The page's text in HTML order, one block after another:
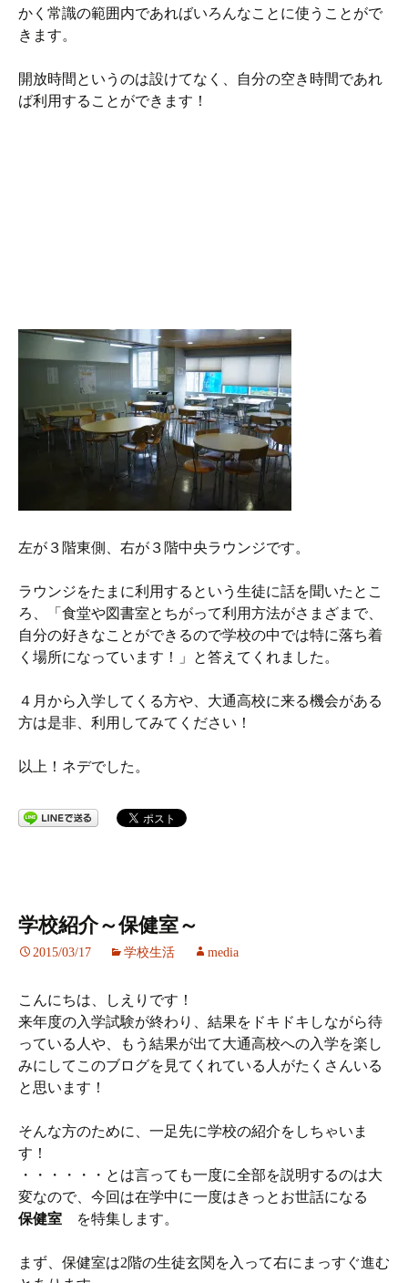
かく常識の範囲内であればいろんなことに使うことがで
きます。
開放時間というのは設けてなく、自分の空き時間であれ
ば利用することができます！
左が３階東側、右が３階中央ラウンジです。
ラウンジをたまに利用するという生徒に話を聞いたとこ
ろ、「食堂や図書室とちがって利用方法がさまざまで、
自分の好きなことができるので学校の中では特に落ち着
く場所になっています！」と答えてくれました。
４月から入学してくる方や、大通高校に来る機会がある
方は是非、利用してみてください！
以上！ネデでした。
学校紹介～保健室～
2015/03/17 学校生活 media
こんにちは、しえりです！
来年度の入学試験が終わり、結果をドキドキしながら待
っている人や、もう結果が出て大通高校への入学を楽し
みにしてこのブログを見てくれている人がたくさんいる
と思います！
そんな方のために、一足先に学校の紹介をしちゃいま
す！
・・・・・・とは言っても一度に全部を説明するのは大
変なので、今回は在学中に一度はきっとお世話になる
保健室
を特集します。
まず、保健室は2階の生徒玄関を入って右にまっすぐ進む